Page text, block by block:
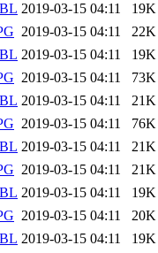
2019-03-15 04:11
19K
2019-03-15 04:11
22K
2019-03-15 04:11
19K
2019-03-15 04:11
73K
2019-03-15 04:11
21K
2019-03-15 04:11
76K
2019-03-15 04:11
21K
2019-03-15 04:11
21K
2019-03-15 04:11
19K
2019-03-15 04:11
20K
2019-03-15 04:11
19K